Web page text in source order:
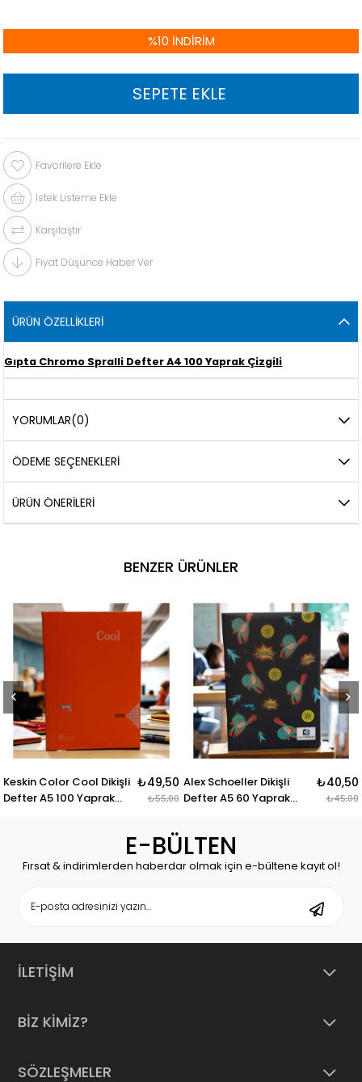
%10 İNDIRIM
Favorilere Ekle
İstek Listeme Ekle
Karşılaştır
Fiyat Düşünce Haber Ver
ÜRÜN ÖZELLIKLERI
Gıpta Chromo Spralli Defter A4 100 Yaprak Çizgili
YORUMLAR(0)
ÖDEME SEÇENEKLERI
ÜRÜN ÖNERILERI
BENZER ÜRÜNLER
Keskin Color Cool Dikişli
Defter A5 100 Yaprak
₺49,50
₺55,00
Alex Schoeller Dikişli
Defter A5 60 Yaprak
₺40,50
₺45,00
E-BÜLTEN
Fırsat & indirimlerden haberdar olmak için e-bültene kayıt ol!
İLETİŞİM
BİZ KİMİZ?
SÖZLEŞMELER